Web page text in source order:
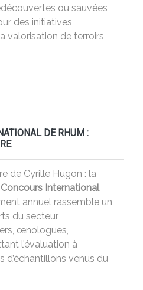
ou sauvées
des initiatives
valorisation de terroirs
DE RHUM :
de Cyrille Hugon : la
Concours International
annuel rassemble un
du secteur
œnologues,
l’évaluation à
d’échantillons venus du